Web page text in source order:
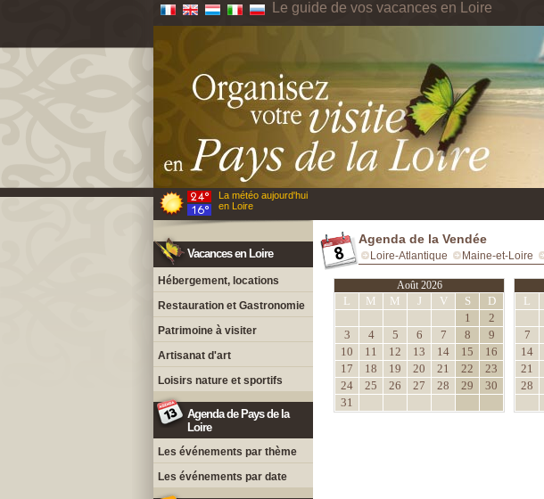
Le guide de vos vacances en Loire
La météo aujourd'hui
en Loire
Vacances en Loire
Hébergement, locations
Restauration et Gastronomie
Patrimoine à visiter
Artisanat d'art
Loisirs nature et sportifs
Agenda de Pays de la
Loire
Les événements par thème
Les événements par date
Agenda de la Vendée
Loire-Atlantique Maine-et-Loire
Août 2026
L M M J V S
D
1
2
3
4 5 6 7 8
9
10
11 12 13 14 15
16
17
18 19 20 21 22
23
24
25 26 27 28 29
30
31
L
7
14
21
28